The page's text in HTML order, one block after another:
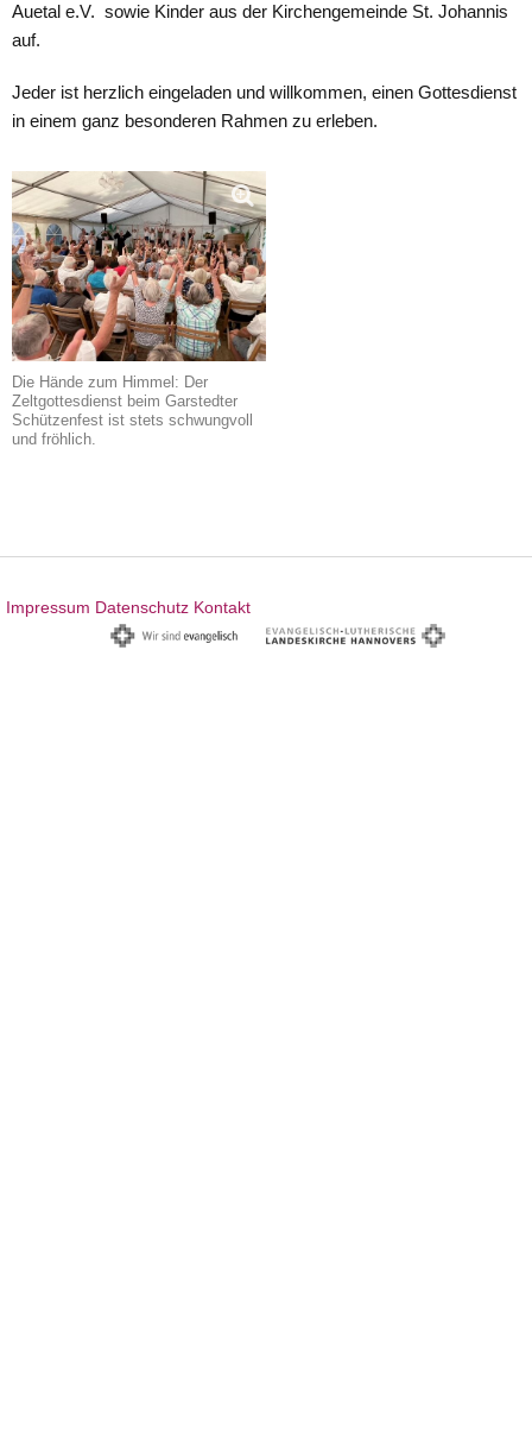
Auetal e.V. sowie Kinder aus der Kirchengemeinde St. Johannis
auf.
Jeder ist herzlich eingeladen und willkommen, einen Gottesdienst
in einem ganz besonderen Rahmen zu erleben.
Die Hände zum Himmel: Der
Zeltgottesdienst beim Garstedter
Schützenfest ist stets schwungvoll
und fröhlich.
Impressum Datenschutz Kontakt